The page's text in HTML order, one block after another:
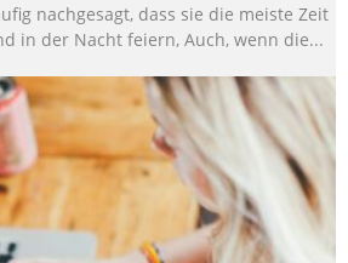
nachgesagt, dass sie die meiste Zeit
in der Nacht feiern, Auch, wenn die...